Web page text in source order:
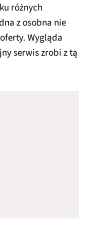
różnych
z osobna nie
Wygląda
serwis zrobi z tą